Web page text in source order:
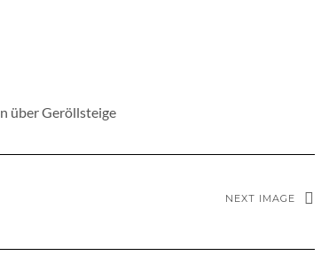
über Geröllsteige
NEXT IMAGE